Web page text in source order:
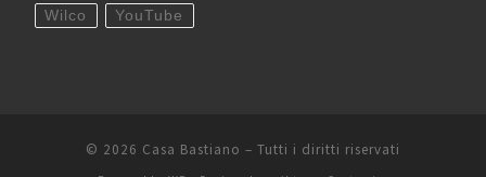
Wilco YouTube
© 2026 Casa Bastiano – Tutti i diritti riservati